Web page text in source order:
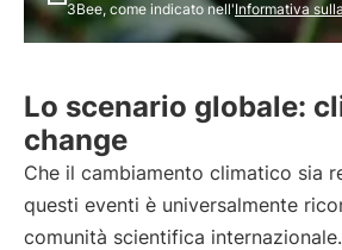
3Bee, come indicato nell'Informativa
Lo scenario globale:
change
Che il cambiamento climatico sia
questi eventi è universalmente
comunità scientifica